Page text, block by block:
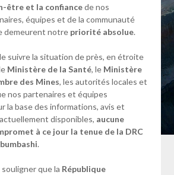
être et la confiancede nos
équipes et de la communauté
demeurent notre priorité absolue.
suivre la situation de près, en étroite
Ministère de la Santé, le Ministère
des Mines, les autorités locales et
nos partenaires et équipes
la base des informations, avis et
disponibles, aucune
à ce jour la tenue de la DRC
.
que la République